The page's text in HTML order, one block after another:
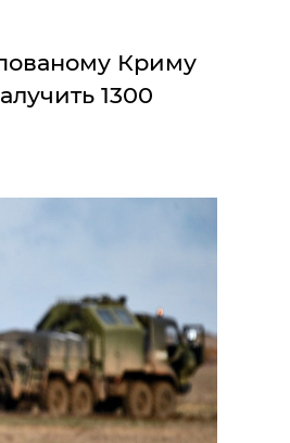
Криму
1300